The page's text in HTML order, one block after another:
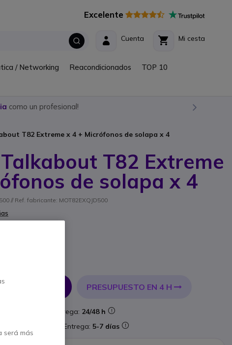
Excelente
Mi cesta
Cuenta
/ Networking Reacondicionados TOP 10
como un profesional!
T82 Extreme x 4 + Micrófonos de solapa x 4
T82 Extreme
de solapa x 4
// Ref. fabricante: MOT82EXQJD500
PRESUPUESTO EN 4 H
Entrega: 24/48 h
Entrega: 5-7 días
será más